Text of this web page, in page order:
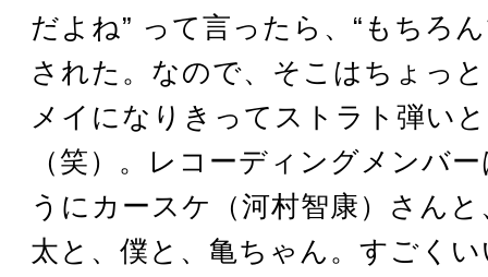
だよね” って言ったら、“もちろ
された。なので、そこはちょっ
メイになりきってストラト弾い
（笑）。レコーディングメンバ
うにカースケ（河村智康）さん
太と、僕と、亀ちゃん。すごく